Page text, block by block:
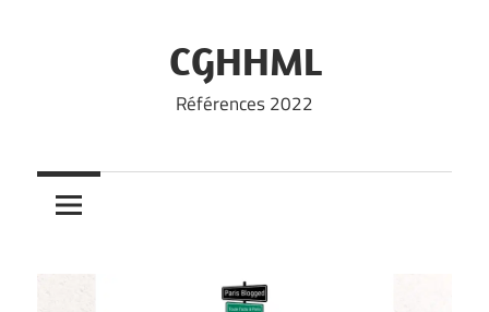
CGHHML
Références 2022